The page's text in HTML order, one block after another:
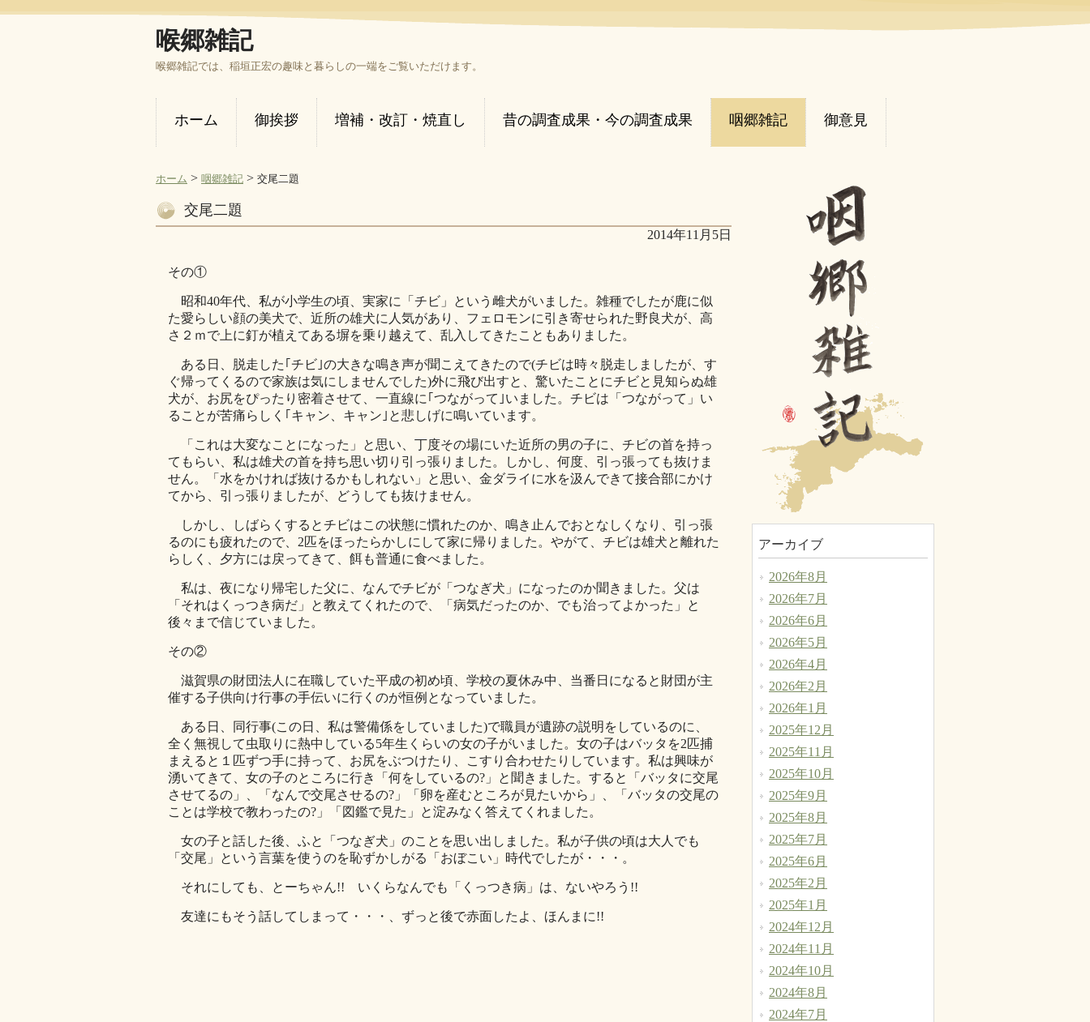
喉郷雑記
喉郷雑記では、稲垣正宏の趣味と暮らしの一端をご覧いただけます。
ホーム 御挨拶 増補・改訂・焼直し 昔の調査成果・今の調査成果 咽郷雑記 御意見
ホーム > 咽郷雑記 > 交尾二題
交尾二題
2014年11月5日
その①
昭和40年代、私が小学生の頃、実家に「チビ」という雌犬がいました。雑種でしたが鹿に似
た愛らしい顔の美犬で、近所の雄犬に人気があり、フェロモンに引き寄せられた野良犬が、高
さ２ｍで上に釘が植えてある塀を乗り越えて、乱入してきたこともありました。
ある日、脱走した｢チビ｣の大きな鳴き声が聞こえてきたので(チビは時々脱走しましたが、す
ぐ帰ってくるので家族は気にしませんでした)外に飛び出すと、驚いたことにチビと見知らぬ雄
犬が、お尻をぴったり密着させて、一直線に｢つながって｣いました。チビは「つながって」い
ることが苦痛らしく｢キャン、キャン｣と悲しげに鳴いています。
「これは大変なことになった」と思い、丁度その場にいた近所の男の子に、チビの首を持っ
てもらい、私は雄犬の首を持ち思い切り引っ張りました。しかし、何度、引っ張っても抜けま
せん。「水をかければ抜けるかもしれない」と思い、金ダライに水を汲んできて接合部にかけ
てから、引っ張りましたが、どうしても抜けません。
しかし、しばらくするとチビはこの状態に慣れたのか、鳴き止んでおとなしくなり、引っ張
るのにも疲れたので、2匹をほったらかしにして家に帰りました。やがて、チビは雄犬と離れた
らしく、夕方には戻ってきて、餌も普通に食べました。
私は、夜になり帰宅した父に、なんでチビが「つなぎ犬」になったのか聞きました。父は
「それはくっつき病だ」と教えてくれたので、「病気だったのか、でも治ってよかった」と
後々まで信じていました。
その②
滋賀県の財団法人に在職していた平成の初め頃、学校の夏休み中、当番日になると財団が主
催する子供向け行事の手伝いに行くのが恒例となっていました。
ある日、同行事(この日、私は警備係をしていました)で職員が遺跡の説明をしているのに、
全く無視して虫取りに熱中している5年生くらいの女の子がいました。女の子はバッタを2匹捕
まえると１匹ずつ手に持って、お尻をぶつけたり、こすり合わせたりしています。私は興味が
湧いてきて、女の子のところに行き「何をしているの?」と聞きました。すると「バッタに交尾
させてるの」、「なんで交尾させるの?」「卵を産むところが見たいから」、「バッタの交尾の
ことは学校で教わったの?」「図鑑で見た」と淀みなく答えてくれました。
女の子と話した後、ふと「つなぎ犬」のことを思い出しました。私が子供の頃は大人でも
「交尾」という言葉を使うのを恥ずかしがる「おぼこい」時代でしたが・・・。
それにしても、とーちゃん!! いくらなんでも「くっつき病」は、ないやろう!!
友達にもそう話してしまって・・・、ずっと後で赤面したよ、ほんまに!!
アーカイブ
2026年8月
2026年7月
2026年6月
2026年5月
2026年4月
2026年2月
2026年1月
2025年12月
2025年11月
2025年10月
2025年9月
2025年8月
2025年7月
2025年6月
2025年2月
2025年1月
2024年12月
2024年11月
2024年10月
2024年8月
2024年7月